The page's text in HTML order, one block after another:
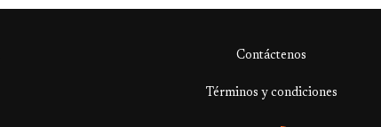
Contáctenos
Términos y condiciones